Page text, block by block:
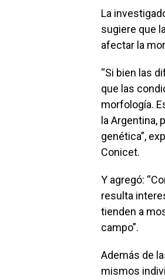
La
sugiere que
afectar la
“Si bien las
que las
morfología.
la Argentina,
genética”,
Conicet.
Y agregó:
resulta
tienden a
campo”.
Además de
mismos